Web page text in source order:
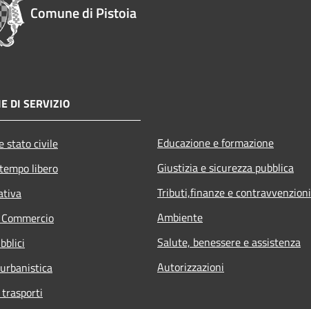
Comune di Pistoia
DI SERVIZIO
stato civile
libero
Educazione e formazione
Giustizia e sicurezza pubblica
Tributi,finanze e contravvenzioni
Ambiente
Salute, benessere e assistenza
Autorizzazioni